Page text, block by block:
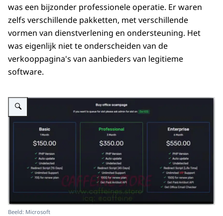
was een bijzonder professionele operatie. Er waren
zelfs verschillende pakketten, met verschillende
vormen van dienstverlening en ondersteuning. Het
was eigenlijk niet te onderscheiden van de
verkooppagina's van aanbieders van legitieme
software.
Vergroot afbeelding Een verkooppagina voor software-pakketten voor
Beeld: Microsoft